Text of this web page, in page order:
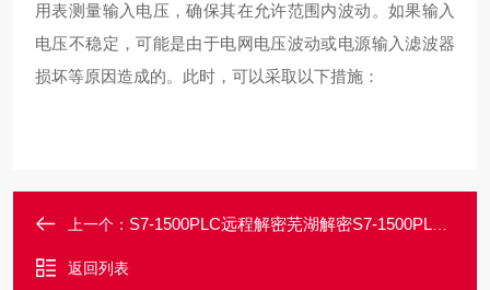
用表测量输入电压，确保其在允许范围内波动。如果输入
电压不稳定，可能是由于电网电压波动或电源输入滤波器
损坏等原因造成的。此时，可以采取以下措施：
上一个： S7-1500PLC远程解密芜湖解密S7-1500PLC上载程序需要密码破解
返回列表